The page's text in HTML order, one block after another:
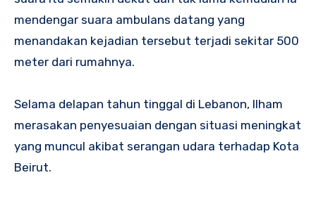
mendengar suara ambulans datang yang
menandakan kejadian tersebut terjadi sekitar 500
meter dari rumahnya.
Selama delapan tahun tinggal di Lebanon, Ilham
merasakan penyesuaian dengan situasi meningkat
yang muncul akibat serangan udara terhadap Kota
Beirut.